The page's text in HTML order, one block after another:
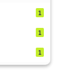
1
1
1